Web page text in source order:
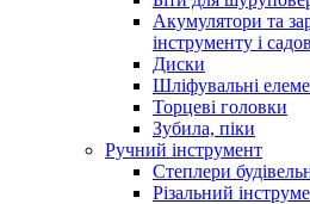
Акумулятори та
інструменту і
Диски
Шліфувальні
Торцеві головки
Зубила, піки
Ручний інструмент
Степлери
Різальний